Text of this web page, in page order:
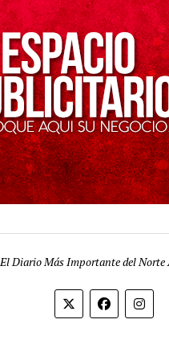
El Diario Más Importante del